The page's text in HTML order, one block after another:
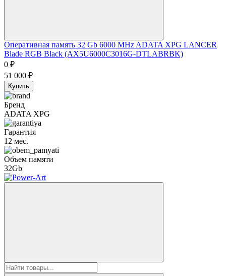
Оперативная память 32 Gb 6000 MHz ADATA XPG LANCER
Blade RGB Black (AX5U6000C3016G-DTLABRBK)
0 ₽
51 000 ₽
Купить
Бренд
ADATA XPG
Гарантия
12 мес.
Объем памяти
32Gb